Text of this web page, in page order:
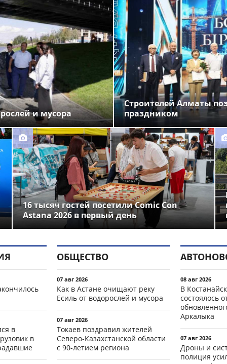
и мусора
Строителей Алматы
праздником
16 тысяч гостей посетили Comic Con
Astana 2026 в первый день
в
в
ОБЩЕСТВО
07 авг 2026
Как в Астане очищают реку
Есиль от водорослей и мусора
07 авг 2026
Токаев поздравил жителей
Северо-Казахстанской области
с 90-летием региона
08 авг 2026
В
состоялось
Аркалыка
07 авг 2026
Дроны и
полиция